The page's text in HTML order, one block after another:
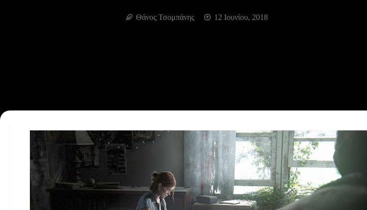
Θάνος Τσομπάνης 12 Ιουνίου, 2018